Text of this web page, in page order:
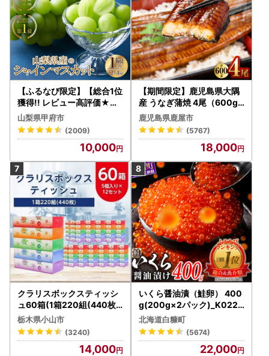
【ふるなび限定】【総合1位
獲得!! レビュー高評価★】
〈2026年度配送分〉山梨
県産 シャインマスカット 2
～3房（1.0kg以上）シャイ
ン フルーツ FN-Limited-S
P
山梨県甲府市
(2009)
10,000
【期間限定】鹿児島県大隅
産 うなぎ蒲焼 4尾（600g
） KN007-004-04-cp18
うなぎ 鰻 魚 惣菜 総菜
鹿児島県鹿屋市
(5767)
18,000
クラリスボックスティッシ
ュ60箱(1箱220組(440枚))
(5個入り×12セット)【配送
不可地域：離島・沖縄県】
【1256759】
栃木県小山市
(3240)
14,000
いくら醤油漬（鮭卵） 400
g(200g×2パック)_K022-
1676
北海道白糠町
(5674)
22,000